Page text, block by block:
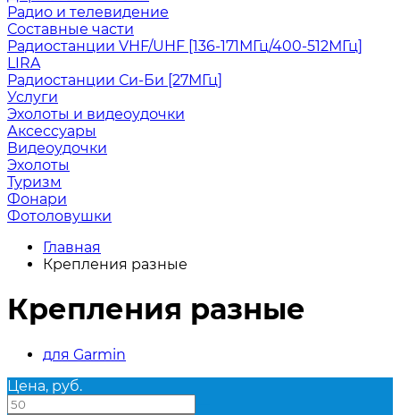
Радио и телевидение
Составные части
Радиостанции VHF/UHF [136-171МГц/400-512МГц]
LIRA
Радиостанции Си-Би [27МГц]
Услуги
Эхолоты и видеоудочки
Аксессуары
Видеоудочки
Эхолоты
Туризм
Фонари
Фотоловушки
Главная
Крепления разные
Крепления разные
для Garmin
Цена, руб.